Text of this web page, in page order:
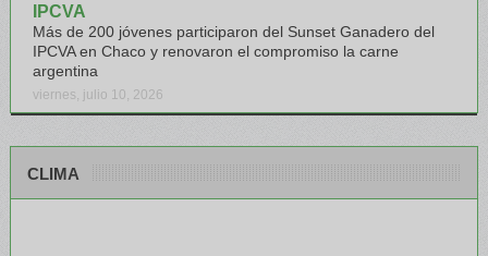
IPCVA
Más de 200 jóvenes participaron del Sunset Ganadero del
IPCVA en Chaco y renovaron el compromiso la carne
argentina
viernes, julio 10, 2026
CLIMA